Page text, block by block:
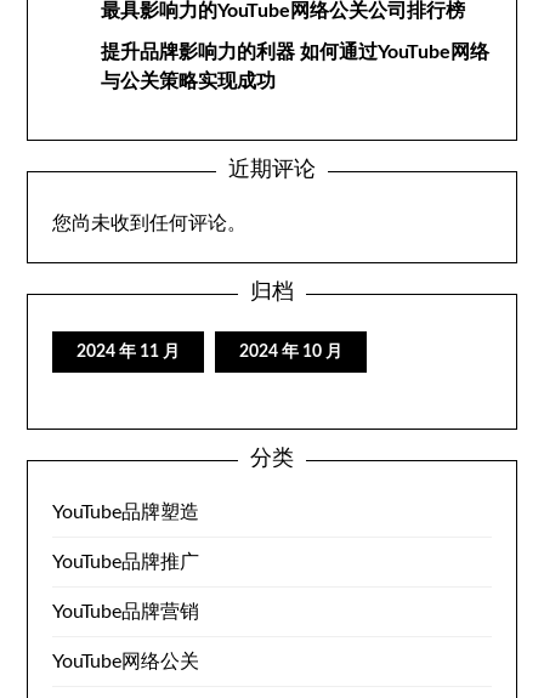
最具影响力的YouTube网络公关公司排行榜
提升品牌影响力的利器 如何通过YouTube网络
与公关策略实现成功
近期评论
您尚未收到任何评论。
归档
2024 年 11 月 2024 年 10 月
分类
YouTube品牌塑造
YouTube品牌推广
YouTube品牌营销
YouTube网络公关